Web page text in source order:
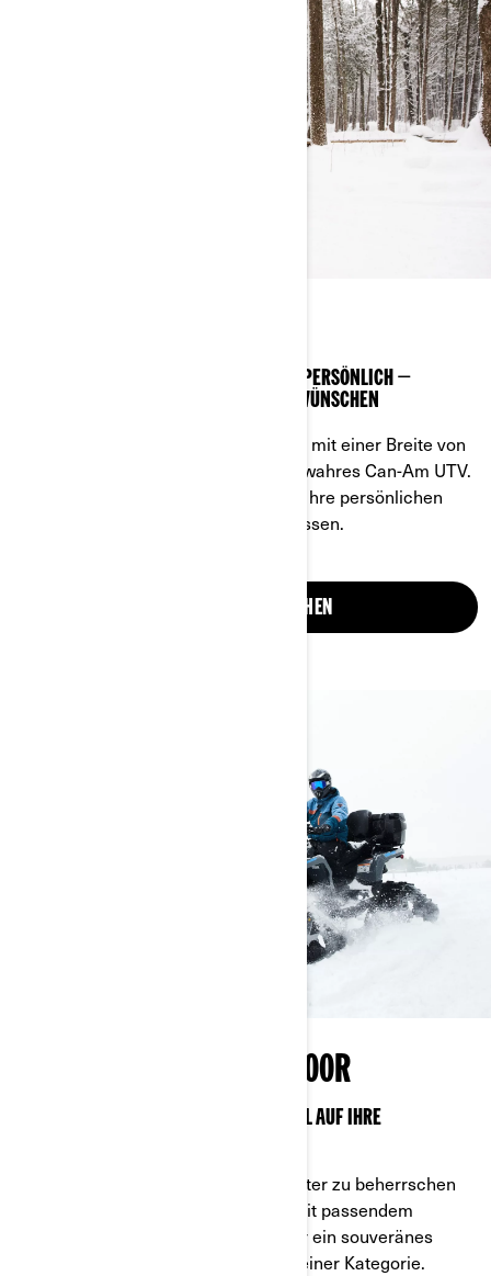
MIT DEM SXS MAVERICK TRAIL WIRD ES PERSÖNLICH –
GESTALTEN SIE DAS QUAD NACH IHREN WÜNSCHEN
Unser wendigstes Side-by-Side-Quad mit einer Breite von
132 cm ist mit jedem Zentimeter ein wahres Can-Am UTV.
Der SxS Maverick Trail lässt sich an Ihre persönlichen
Bedürfnisse mit Winterzubehör anpassen.
SXS MAVERICK ANSEHEN
ATV OUTLANDER 850/1000R
ES GIBT EIN CAN-AM QUAD, DAS SPEZIELL AUF IHRE
Alles, was Sie brauchen, um den Winter zu beherrschen
ist das Quad Outlander 850/1000R mit passendem
Winterzubehör. Das ATV verfügt über ein souveränes
Handling und die beste Leistung in seiner Kategorie.